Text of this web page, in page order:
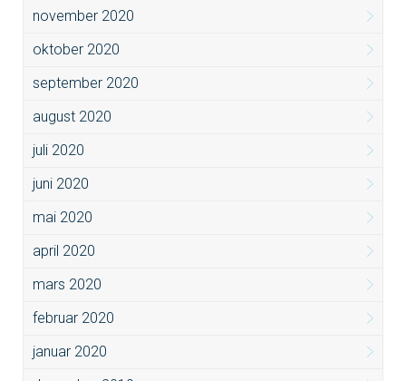
november 2020
oktober 2020
september 2020
august 2020
juli 2020
juni 2020
mai 2020
april 2020
mars 2020
februar 2020
januar 2020